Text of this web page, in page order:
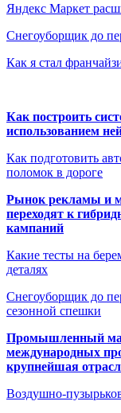
Яндекс Маркет
Снегоуборщик до
Как я стал
Как построить
использованием
Как подготовить
поломок в дороге
Рынок рекламы и
переходят к
кампаний
Какие тесты на
деталях
Снегоуборщик до
сезонной спешки
Промышленный
международных
крупнейшая
Воздушно-